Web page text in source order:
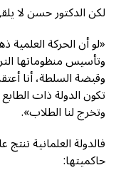
لكن الدكتور حسن لا
«لو أن الحركة
وتأسيس منظوماتها
وقبضة السلطة، أنا
تكون الدولة ذات
وتخرج لنا الطلاب».
فالدولة العلمانية
حاكميتها: